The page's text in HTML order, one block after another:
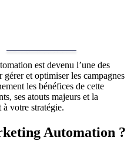
est devenu l’une des
et optimiser les campagnes
les bénéfices de cette
ses atouts majeurs et la
votre stratégie.
Automation ?